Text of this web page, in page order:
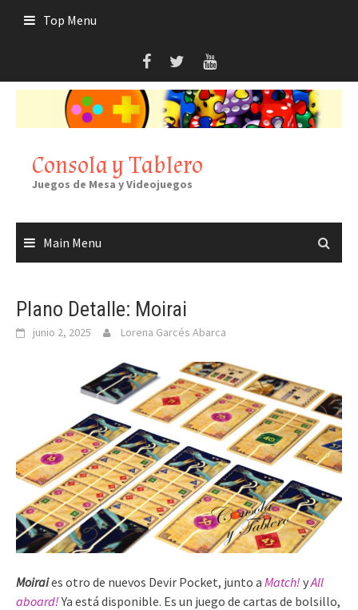
Top Menu
Consola y Tablero
Juegos de Mesa y Videojuegos
Main Menu
Plano Detalle: Moirai
junio 2, 2025 Lorena Garcés Abarca
Moiraies otro de nuevos Devir Pocket, junto a Match! yAll
aboard!Ya está disponible. Es un juego de cartas de bolsillo,